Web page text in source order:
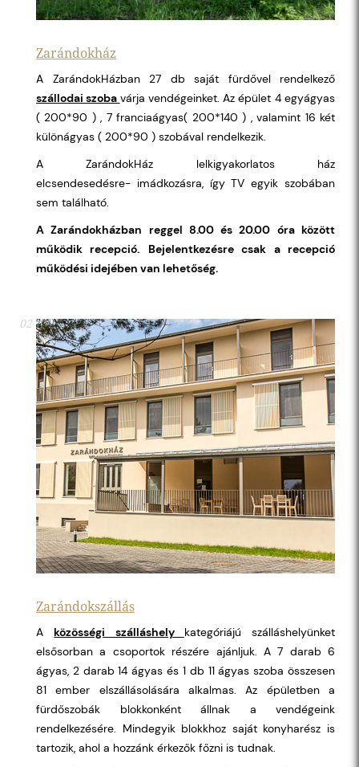
Zarándokház
A ZarándokHázban 27 db saját fürdővel rendelkező
szállodai szoba várja vendégeinket. Az épület 4 egyágyas
( 200*90 ) , 7 franciaágyas( 200*140 ) , valamint 16 két
különágyas ( 200*90 ) szobával rendelkezik.
A ZarándokHáz lelkigyakorlatos ház
elcsendesedésre- imádkozásra, így TV egyik szobában
sem található.
A Zarándokházban reggel 8.00 és 20.00 óra között
működik recepció.
Bejelentkezésre csak a recepció
működési idejében van lehetőség.
02
Zarándokszállás
Aközösségi szálláshely kategóriájú szálláshelyünket
elsősorban a csoportok részére ajánljuk. A 7 darab 6
ágyas, 2 darab 14 ágyas és 1 db 11 ágyas szoba összesen
81 ember elszállásolására alkalmas. Az épületben a
fürdőszobák blokkonként állnak a vendégeink
rendelkezésére. Mindegyik blokkhoz saját konyharész is
tartozik, ahol a hozzánk érkezők főzni is tudnak.